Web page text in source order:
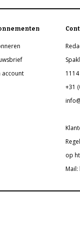
account
+31
op
Mail: